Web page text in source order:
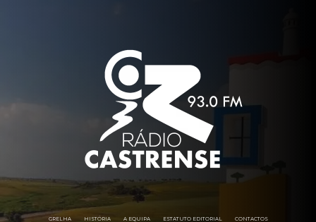
GRELHA HISTÓRIA A EQUIPA ESTATUTO EDITORIAL CONTACTOS